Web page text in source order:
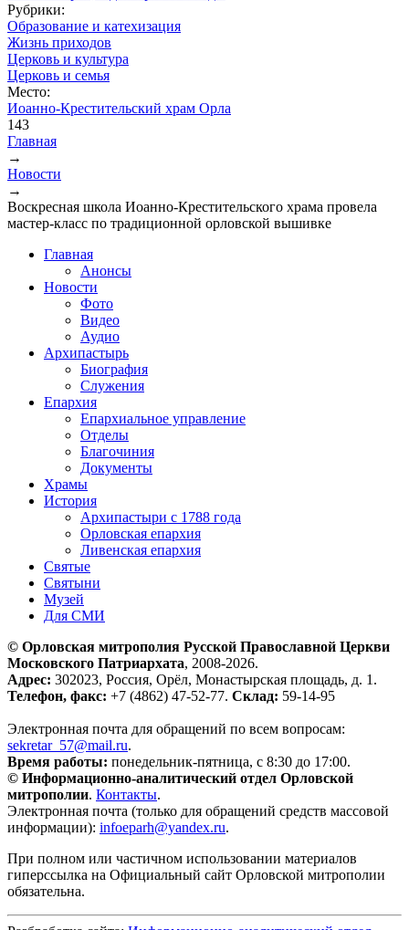
Рубрики:
Образование и катехизация
Жизнь приходов
Церковь и культура
Церковь и семья
Место:
Иоанно-Крестительский храм Орла
143
Вы здесь
Главная
→
Новости
→
Воскресная школа Иоанно-Крестительского храма провела
мастер-класс по традиционной орловской вышивке
Главная
Анонсы
Новости
Фото
Видео
Аудио
Архипастырь
Биография
Служения
Епархия
Епархиальное управление
Отделы
Благочиния
Документы
Храмы
История
Архипастыри с 1788 года
Орловская епархия
Ливенская епархия
Святые
Святыни
Музей
Для СМИ
© Орловская митрополия Русской Православной Церкви
Московского Патриархата, 2008-2026.
Адрес: 302023, Россия, Орёл, Монастырская площадь, д. 1.
Телефон, факс: +7 (4862) 47-52-77. Склад: 59-14-95
Электронная почта для обращений по всем вопросам:
sekretar_57@mail.ru.
Время работы: понедельник-пятница, с 8:30 до 17:00.
© Информационно-аналитический отдел Орловской
митрополии. Контакты.
Электронная почта (только для обращений средств массовой
информации): infoeparh@yandex.ru.
При полном или частичном использовании материалов
гиперссылка на Официальный сайт Орловской митрополии
обязательна.